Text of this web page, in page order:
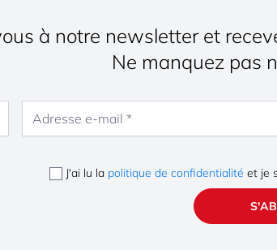
à notre newsletter et
Ne manquez pas
J'ai lu la politique de confidentialité et je